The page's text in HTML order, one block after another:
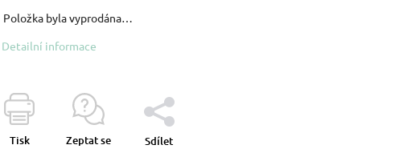
Položka byla vyprodána…
Detailní informace
Tisk Zeptat se Sdílet